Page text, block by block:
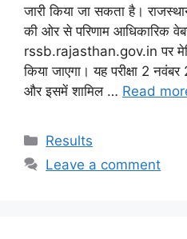
जारी किया जा सकता है।
की ओर से परिणाम आधिकारिक
rssb.rajasthan.gov.in पर
किया जाएगा। यह परीक्षा 2
और इसमें शामिल … Read
Categories
Results
Leave a comment